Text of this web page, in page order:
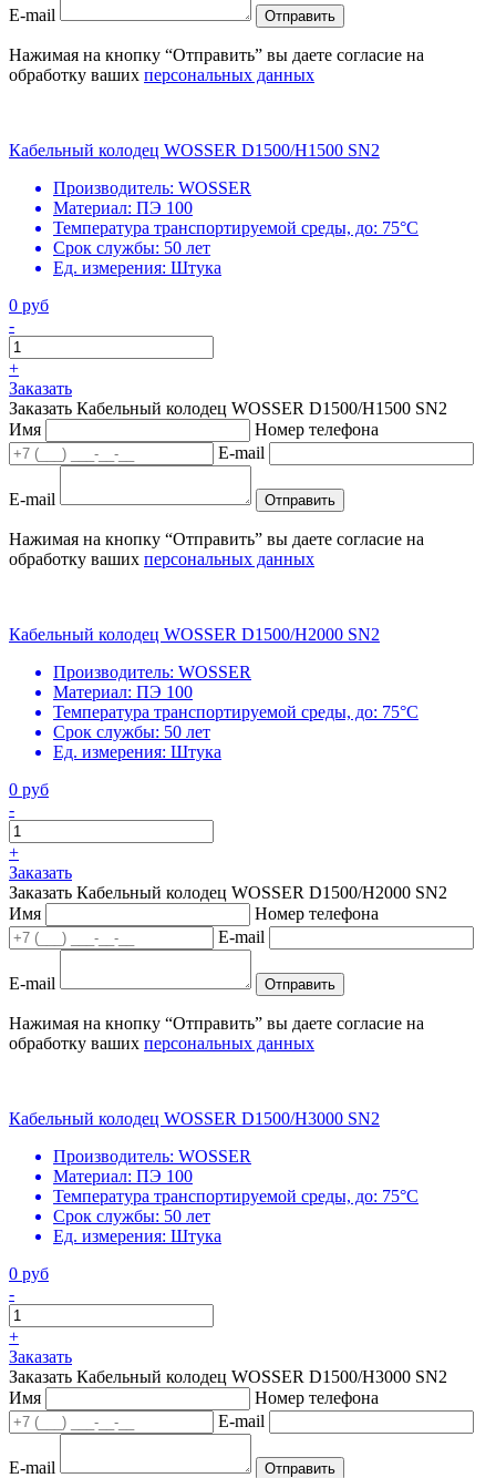
E-mail Отправить
Нажимая на кнопку “Отправить” вы даете согласие на
обработку ваших персональных данных
Кабельный колодец WOSSER D1500/H1500 SN2
Производитель: WOSSER
Материал: ПЭ 100
Температура транспортируемой среды, до: 75°С
Срок службы: 50 лет
Ед. измерения: Штука
0 руб
-
+
Заказать
Заказать Кабельный колодец WOSSER D1500/H1500 SN2
Имя
Номер телефона
E-mail
E-mail Отправить
Нажимая на кнопку “Отправить” вы даете согласие на
обработку ваших персональных данных
Кабельный колодец WOSSER D1500/H2000 SN2
Производитель: WOSSER
Материал: ПЭ 100
Температура транспортируемой среды, до: 75°С
Срок службы: 50 лет
Ед. измерения: Штука
0 руб
-
+
Заказать
Заказать Кабельный колодец WOSSER D1500/H2000 SN2
Имя
Номер телефона
E-mail
E-mail Отправить
Нажимая на кнопку “Отправить” вы даете согласие на
обработку ваших персональных данных
Кабельный колодец WOSSER D1500/H3000 SN2
Производитель: WOSSER
Материал: ПЭ 100
Температура транспортируемой среды, до: 75°С
Срок службы: 50 лет
Ед. измерения: Штука
0 руб
-
+
Заказать
Заказать Кабельный колодец WOSSER D1500/H3000 SN2
Имя
Номер телефона
E-mail
E-mail Отправить